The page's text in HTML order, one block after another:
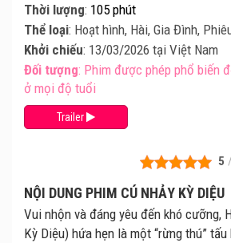
5 /
NỘI DUNG PHIM CÚ NHẢY KỲ DIỆU
Vui nhộn và đáng yêu đến khó cưỡng,
Kỳ Diệu) hứa hẹn là một “rừng thú”
Thời lượng: 105 phút
Thể loại: Hoạt hình, Hài, Gia Đình,
Khởi chiếu: 13/03/2026 tại Việt Nam
Đối tượng: Phim được phép phổ biến
ở mọi độ tuổi
Trailer